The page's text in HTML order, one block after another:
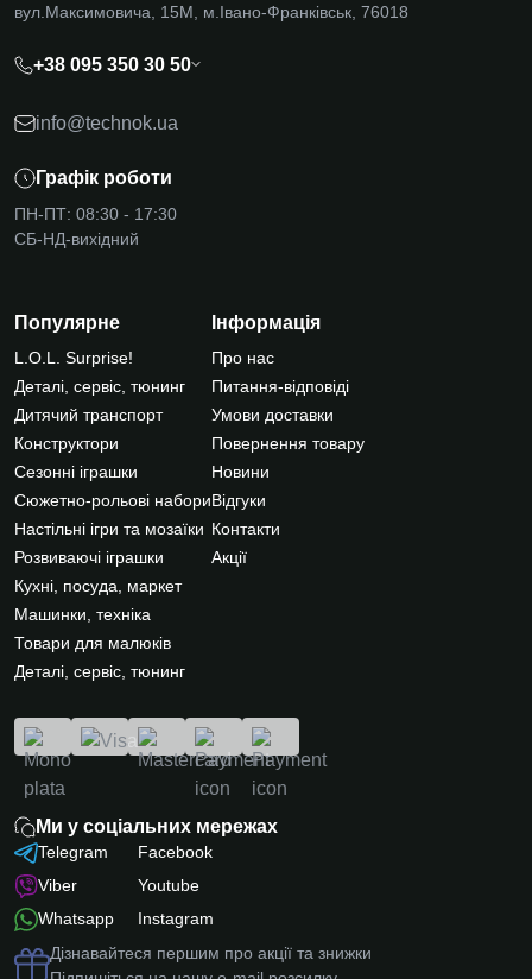
вул.Максимовича, 15М, м.Івано-Франківськ, 76018
+38 095 350 30 50
info@technok.ua
Графік роботи
ПН-ПТ: 08:30 - 17:30
СБ-НД-вихідний
Популярне
L.O.L. Surprise!
Деталі, сервіс, тюнинг
Дитячий транспорт
Конструктори
Сезонні іграшки
Сюжетно-рольові набори
Настільні ігри та мозаїки
Розвиваючі іграшки
Кухні, посуда, маркет
Машинки, техніка
Товари для малюків
Деталі, сервіс, тюнинг
Інформація
Про нас
Питання-відповіді
Умови доставки
Повернення товару
Новини
Відгуки
Контакти
Акції
Ми у соціальних мережах
Telegram
Viber
Whatsapp
Facebook
Youtube
Instagram
Дізнавайтеся першим про акції та знижки